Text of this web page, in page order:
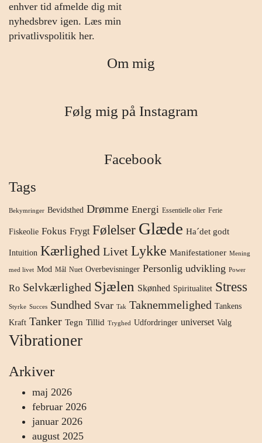
enhver tid afmelde dig mit
nyhedsbrev igen. Læs min
privatlivspolitik her.
Om mig
Følg mig på Instagram
Facebook
Tags
Bekymringer Bevidsthed Drømme Energi Essentielle olier Ferie
Fiskeolie Fokus Frygt Følelser Glæde Ha´det godt
Intuition Kærlighed Livet Lykke Manifestationer Mening
med livet Mod Mål Nuet Overbevisninger Personlig udvikling Power
Ro Selvkærlighed Sjælen Skønhed Spiritualitet Stress
Styrke Succes Sundhed Svar Tak Taknemmelighed Tankens
Kraft Tanker Tegn Tillid Tryghed Udfordringer universet Valg
Vibrationer
Arkiver
maj 2026
februar 2026
januar 2026
august 2025